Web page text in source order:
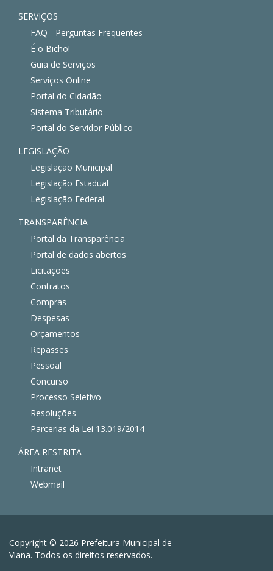
SERVIÇOS
FAQ - Perguntas Frequentes
É o Bicho!
Guia de Serviços
Serviços Online
Portal do Cidadão
Sistema Tributário
Portal do Servidor Público
LEGISLAÇÃO
Legislação Municipal
Legislação Estadual
Legislação Federal
TRANSPARÊNCIA
Portal da Transparência
Portal de dados abertos
Licitações
Contratos
Compras
Despesas
Orçamentos
Repasses
Pessoal
Concurso
Processo Seletivo
Resoluções
Parcerias da Lei 13.019/2014
ÁREA RESTRITA
Intranet
Webmail
Copyright © 2026 Prefeitura Municipal de
Viana. Todos os direitos reservados.